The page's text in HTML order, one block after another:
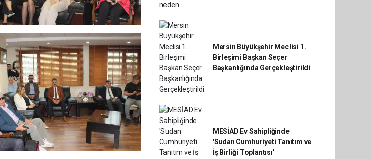
Mersin Büyükşehir Meclisi 1.
Birleşimi Başkan Seçer
Başkanlığında Gerçekleştirildi
MESİAD Ev Sahipliğinde
'Sudan Cumhuriyeti Tanıtım ve
İş Birliği Toplantısı'